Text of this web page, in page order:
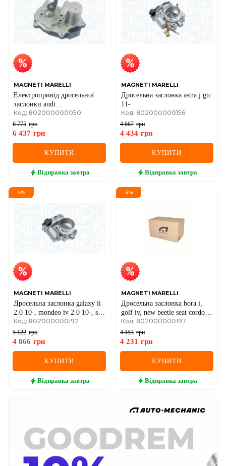
MAGNETI MARELLI
Електропривід дросельної
заслонки audi
a4/5/6,q7,touareg 3.0/4.2tdi 06-
vw
Код: 802000000050
6 775 грн
6 437 грн
КУПИТИ
Відправка завтра
MAGNETI MARELLI
Дросельна заслонка astra j gtc
11-
Код: 802000000156
4 667 грн
4 434 грн
КУПИТИ
Відправка завтра
-5%
MAGNETI MARELLI
Дросельна заслонка galaxy ii
2.0 10-, mondeo iv 2.0 10-, s-
max 2.0 10-, jaguar, land rover
ford
Код: 802000000192
5 122 грн
4 866 грн
КУПИТИ
Відправка завтра
-5%
MAGNETI MARELLI
Дросельна заслонка bora i,
golf iv, new beetle seat cordoba
(6l2), ibiza iii skoda fabia i,
octavia i vw
Код: 802000000197
4 453 грн
4 231 грн
КУПИТИ
Відправка завтра